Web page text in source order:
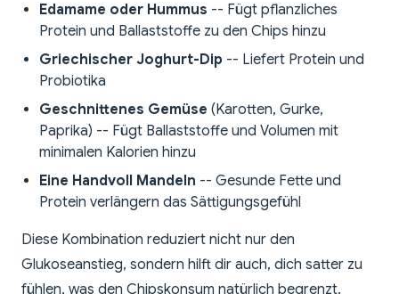
Edamame oder Hummus -- Fügt pflanzliches
Protein und Ballaststoffe zu den Chips hinzu
Griechischer Joghurt-Dip -- Liefert Protein und
Probiotika
Geschnittenes Gemüse (Karotten, Gurke,
Paprika) -- Fügt Ballaststoffe und Volumen mit
minimalen Kalorien hinzu
Eine Handvoll Mandeln -- Gesunde Fette und
Protein verlängern das Sättigungsgefühl
Diese Kombination reduziert nicht nur den
Glukoseanstieg, sondern hilft dir auch, dich satter zu
fühlen, was den Chipskonsum natürlich begrenzt.